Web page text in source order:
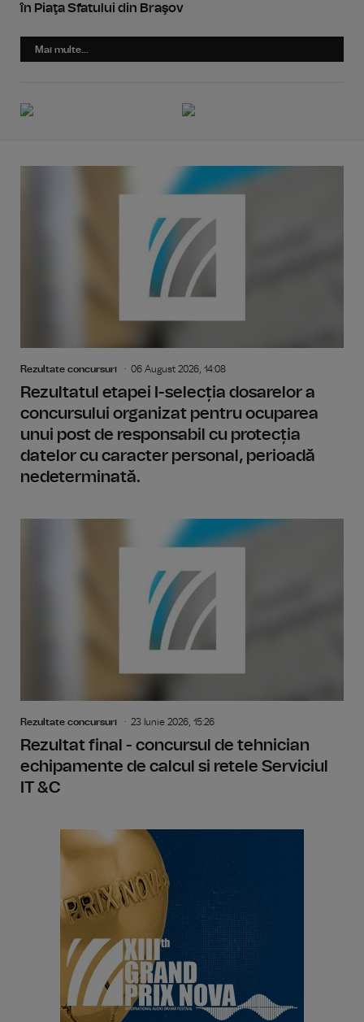
în Piaţa Sfatului din Braşov
Mai multe...
Rezultate concursuri 06 August 2026, 14:08
Rezultatul etapei I-selecția dosarelor a
concursului organizat pentru ocuparea
unui post de responsabil cu protecția
datelor cu caracter personal, perioadă
nedeterminată.
Rezultate concursuri 23 Iunie 2026, 15:26
Rezultat final - concursul de tehnician
echipamente de calcul si retele Serviciul
IT &C